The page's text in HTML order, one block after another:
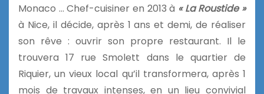
Monaco … Chef-cuisiner en 2013 à « La Roustide »
à Nice, il décide, après 1 ans et demi, de réaliser
son rêve : ouvrir son propre restaurant. Il le
trouvera 17 rue Smolett dans le quartier de
Riquier, un vieux local qu’il transformera, après 1
mois de travaux intenses, en un lieu convivial